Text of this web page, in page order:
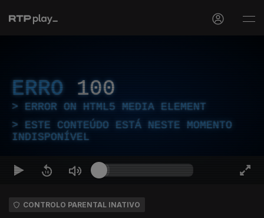
ERRO 100
ERROR ON HTML5 MEDIA ELEMENT
ESTE CONTEÚDO ESTÁ NESTE MOMENTO
INDISPONÍVEL
CONTROLO PARENTAL INATIVO